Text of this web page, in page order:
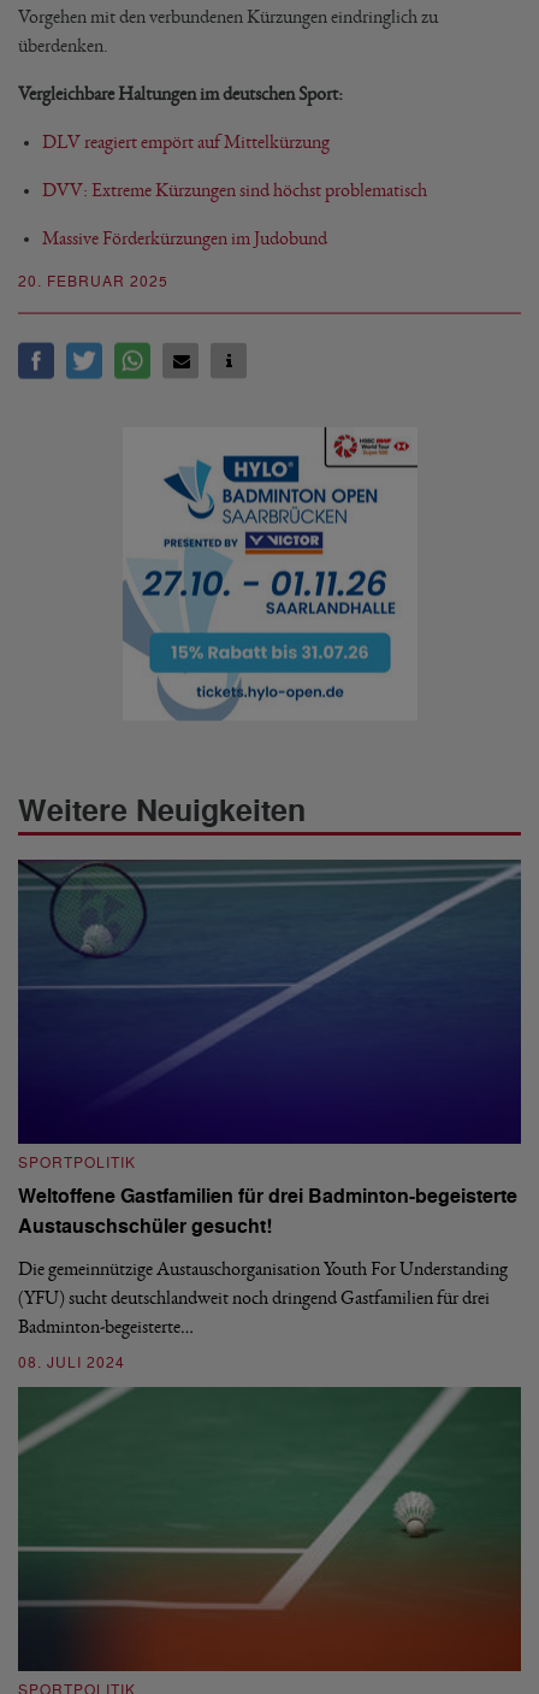
20. FEBRUAR 2025
Vorgehen mit den verbundenen Kürzungen eindringlich zu
überdenken.
Vergleichbare Haltungen im deutschen Sport:
DLV reagiert empört auf Mittelkürzung
DVV: Extreme Kürzungen sind höchst problematisch
Massive Förderkürzungen im Judobund
Weitere Neuigkeiten
SPORTPOLITIK
Weltoffene Gastfamilien für drei Badminton-begeisterte
Austauschschüler gesucht!
Die gemeinnützige Austauschorganisation Youth For Understanding
(YFU) sucht deutschlandweit noch dringend Gastfamilien für drei
Badminton-begeisterte…
08. JULI 2024